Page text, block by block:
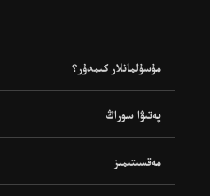
مۇسۇلمانلار كىمدۇر؟
پەتىۋا سوراڭ
مەقسىتىمىز